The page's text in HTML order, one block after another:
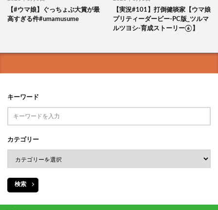
【#ウマ娘】ぐっちょぶ大賞が最
高すぎる件#umamusume
【実況#101】打倒健啖家【ウマ娘
プリティーダービー-PC版_ツルマ
ルツヨシ-育成ストーリー⑥】
キーワード
カテゴリー
検索